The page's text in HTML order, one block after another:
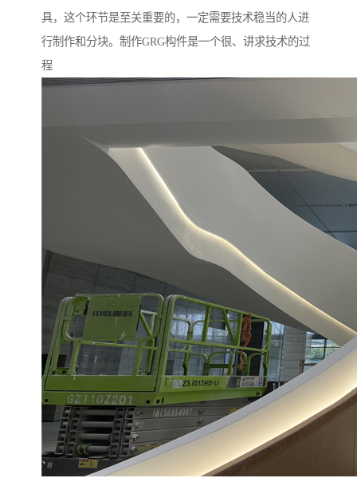
具，这个环节是至关重要的，一定需要技术稳当的人进
行制作和分块。制作GRG构件是一个很、讲求技术的过
程